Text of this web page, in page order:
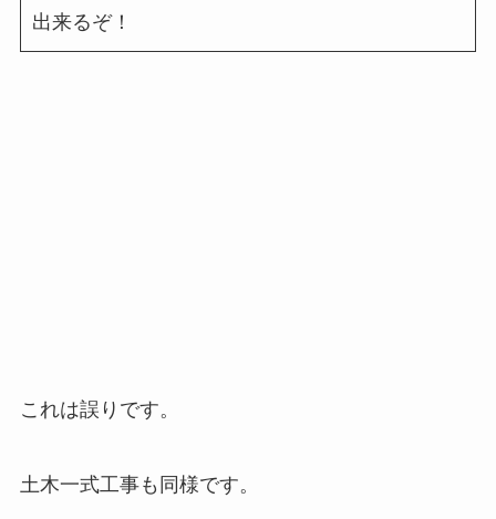
出来るぞ！
これは誤りです。
土木一式工事も同様です。